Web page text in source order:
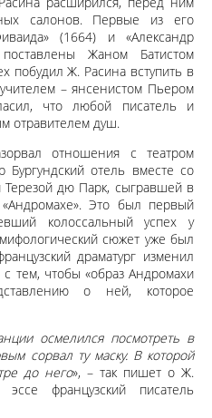
салонов. Первые из его
(1664) и «Александр
Жаном Батистом
побудил Ж. Расина вступить в
– янсенистом Пьером
что любой писатель и
отравителем душ.
отношения с театром
отель вместе со
Терезой дю Парк, сыгравшей в
Это был первый
колоссальный успех у
сюжет уже был
драматург изменил
с тем, чтобы «образ Андромахи
о ней, которое
осмелился посмотреть в
сорвал ту маску. В которой
до него», – так пишет о Ж.
французский писатель